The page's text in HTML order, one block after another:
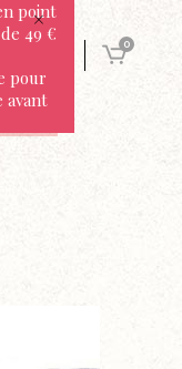
0
point
49 €
pour
avant